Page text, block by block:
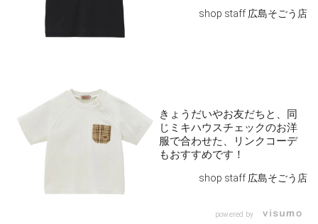
shop staff 広島そごう店
きょうだいやお友だちと、同
じミキハウスチェックのお洋
服で合わせた、リンクコーデ
もおすすめです！
shop staff 広島そごう店
powered by